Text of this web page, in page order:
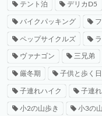
テント泊 デリカD5
バイクパッキング
ペップサイクルズ
ヴァナゴン 三兄弟
厳冬期 子供と歩く
子連れハイク 子連
小2の山歩き 小3の